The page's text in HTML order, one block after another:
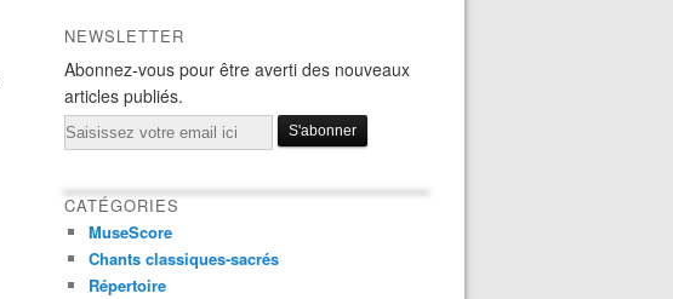
NEWSLETTER
Abonnez-vous pour être averti des nouveaux
articles publiés.
Email
CATÉGORIES
MuseScore
Chants classiques-sacrés
Répertoire